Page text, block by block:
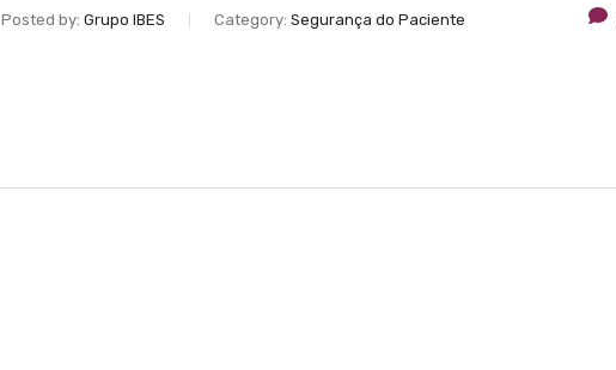
Posted by: Grupo IBES Category: Segurança do Paciente